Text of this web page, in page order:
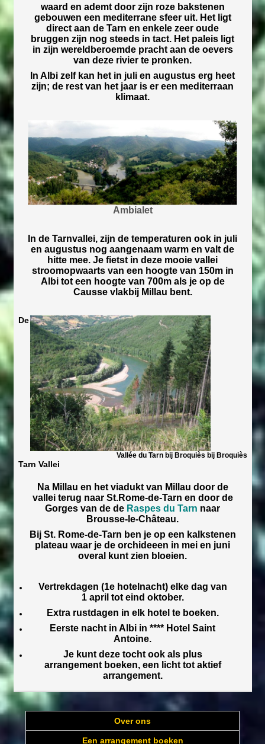
waard en ademt door zijn roze bakstenen
gebouwen een mediterrane sfeer uit. Het ligt
direct aan de Tarn en enkele zeer oude
bruggen zijn nog steeds in tact. Het paleis ligt
in zijn wereldberoemde pracht aan de oevers
van deze rivier te pronken.
In Albi zelf kan het in juli en augustus erg heet
zijn; de rest van het jaar is er een mediterraan
klimaat.
Ambialet
In de Tarnvallei, zijn de temperaturen ook in juli
en augustus nog aangenaam warm en valt de
hitte mee. Je fietst in deze mooie vallei
stroomopwaarts van een hoogte van 150m in
Albi tot een hoogte van 700m als je op de
Causse vlakbij Millau bent.
Vallée du Tarn bij Broquiès bij Broquiès
De
Tarn Vallei
Na Millau en het viadukt van Millau door de
vallei terug naar St.Rome-de-Tarn en door de
Gorges van de de Raspes du Tarn naar
Brousse-le-Château.
Bij St. Rome-de-Tarn ben je op een kalkstenen
plateau waar je de orchideeen in mei en juni
overal kunt zien bloeien.
Vertrekdagen (1e hotelnacht) elke dag van
1 april tot eind oktober.
Extra rustdagen in elk hotel te boeken.
Eerste nacht in Albi in **** Hotel Saint
Antoine.
Je kunt deze tocht ook als plus
arrangement boeken, een licht tot aktief
arrangement.
Over ons
Een arrangement boeken